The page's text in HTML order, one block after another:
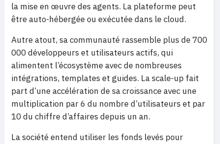
la mise en œuvre des agents. La plateforme peut
être auto-hébergée ou exécutée dans le cloud.
Autre atout, sa communauté rassemble plus de 700
000 développeurs et utilisateurs actifs, qui
alimentent l’écosystème avec de nombreuses
intégrations, templates et guides. La scale-up fait
part d’une accélération de sa croissance avec une
multiplication par 6 du nombre d’utilisateurs et par
10 du chiffre d’affaires depuis un an.
La société entend utiliser les fonds levés pour